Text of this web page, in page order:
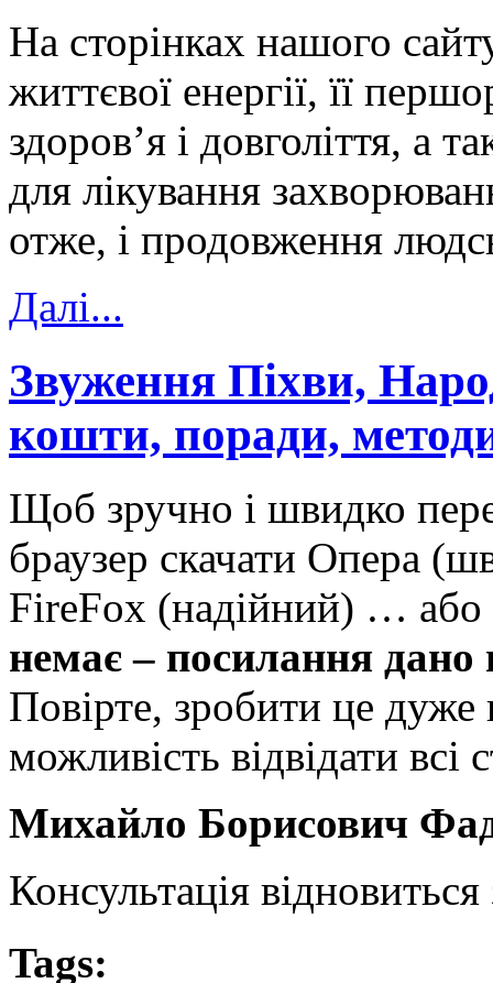
На сторінках нашого
життєвої енергії, її
здоров’я і довголіття, а
для лікування
отже, і продовження
Далi...
Звуження Піхви,
кошти, поради,
Щоб зручно і швидко
браузер скачати Опера
FireFox (надійний) … або
немає – посилання дано
Повірте, зробити це дуже
можливість відвідати всі
Михайло Борисович
Консультація
Tags: